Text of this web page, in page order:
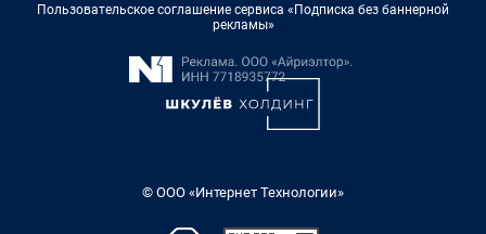
Пользовательское соглашение сервиса «Подписка без баннерной
рекламы»
© ООО «Интернет Технологии»